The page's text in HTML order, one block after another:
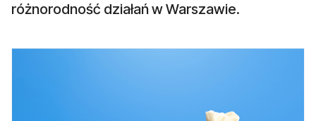
różnorodność działań w Warszawie.